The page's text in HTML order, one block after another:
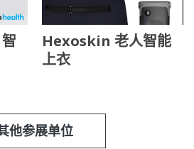
Hexoskin 老人智能
上衣
他参展单位